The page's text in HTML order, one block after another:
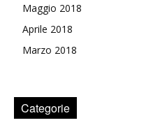
Maggio 2018
Aprile 2018
Marzo 2018
Categorie